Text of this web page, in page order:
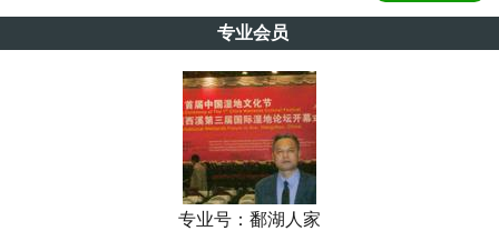
专业会员
专业号： 鄱湖人家